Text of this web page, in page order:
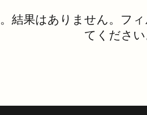
結果はありません。フ
てください